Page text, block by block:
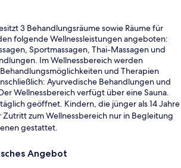
3 Behandlungsräume sowie Räume für
folgende Wellnessleistungen angeboten:
Sportmassagen, Thai-Massagen und
Im Wellnessbereich werden
und Therapien
Ayurvedische Behandlungen und
Wellnessbereich verfügt über eine Sauna.
täglich geöffnet. Kindern, die jünger als 14 Jahre
Zutritt zum Wellnessbereich nur in Begleitung
gestattet.
Angebot